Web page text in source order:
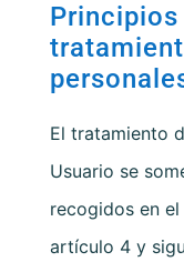
Principios
El tratamiento
Usuario se
recogidos en
artículo 4 y